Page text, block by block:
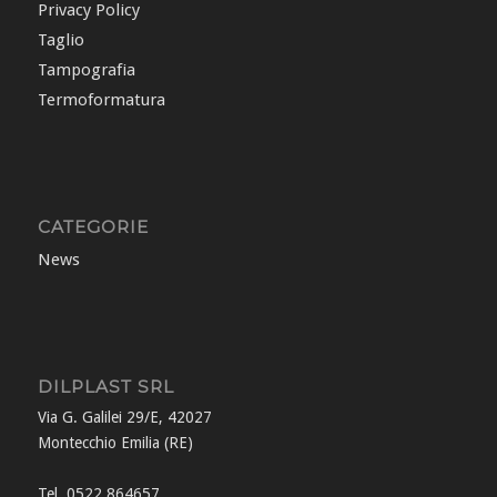
Privacy Policy
Taglio
Tampografia
Termoformatura
CATEGORIE
News
DILPLAST SRL
Via G. Galilei 29/E, 42027
Montecchio Emilia (RE)